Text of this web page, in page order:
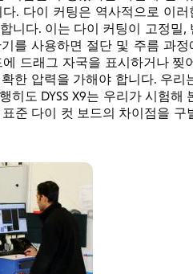
. 다이 커팅은 역사적으로 이러
니다. 이는 다이 커팅이 고정밀,
를 사용하면 절단 및 주름 과정
드래그 자국을 표시하거나 찢
한 압력을 가해야 합니다. 우리
도 DYSS X9는 우리가 시험해
준 다이 컷 보드의 차이점을 구